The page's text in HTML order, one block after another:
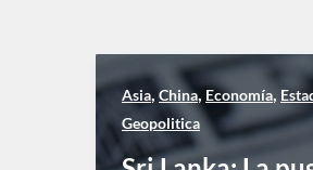
Asia, China, Economía,
Geopolitica